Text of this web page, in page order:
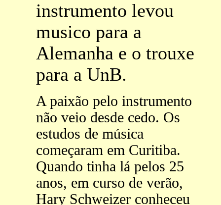
instrumento levou
musico para a
Alemanha e o trouxe
para a UnB.
A paixão pelo instrumento
não veio desde cedo. Os
estudos de música
começaram em Curitiba.
Quando tinha lá pelos 25
anos, em curso de verão,
Hary Schweizer conheceu